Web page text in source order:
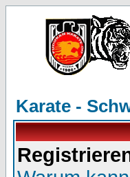
Karate -